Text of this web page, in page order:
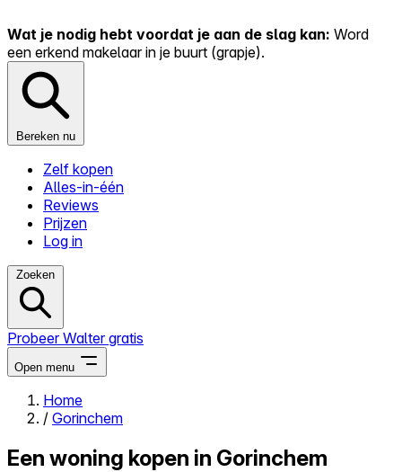
Wat je nodig hebt voordat je aan de slag kan: Word
een erkend makelaar in je buurt (grapje).
Bereken nu
Zelf kopen
Alles-in-één
Reviews
Prijzen
Log in
Zoeken
Probeer Walter gratis
Open menu
Close menu
Home
/ Gorinchem
Een woning kopen in Gorinchem